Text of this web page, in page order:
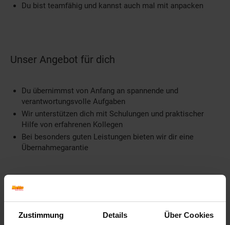
Zustimmung Details Über Cookies
Du bist teamfähig und kannst auch mal mit anpacken
Unser Angebot für dich
Du übernimmst von Anfang an spannende und
verantwortungsvolle Aufgaben
Wir unterstützen dich mit Schulungen und praktischer
Hilfe von erfahrenen Kollegen
Bei besonders guten Leistungen bieten wir dir eine
Übernahmegarantie
Weitere Informationen
Information und Bewerbung